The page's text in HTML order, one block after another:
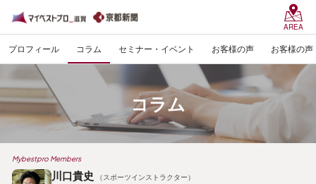
AREA
プロフィール コラム セミナー・イベント お客様の声 お客様の声
コラム
Mybestpro Members
川口貴史
（スポーツインストラクター）